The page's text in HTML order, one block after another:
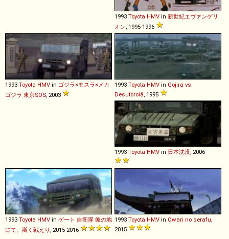
1993 Toyota HMV in 新世紀エヴァンゲリ
オン, 1995-1996
1993 Toyota HMV in ゴジラ×モスラ×メカ
ゴジラ 東京SOS, 2003
1993 Toyota HMV in Gojira vs.
Desutoroiâ, 1995
1993 Toyota HMV in 日本沈没, 2006
1993 Toyota HMV in ゲート 自衛隊 彼の地
にて、斯く戦えり, 2015-2016
1993 Toyota HMV in Owari no serafu,
2015